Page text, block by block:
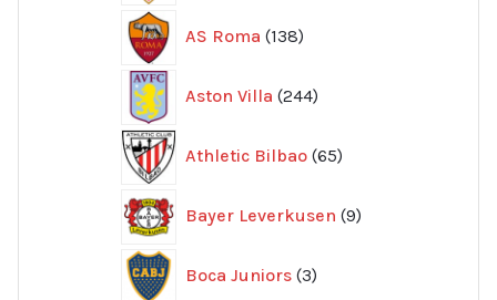
AS Roma 138
produkter
Aston Villa 244
produkter
Athletic Bilbao 65
produkter
Bayer Leverkusen 9
produkter
Boca Juniors 3
produkter